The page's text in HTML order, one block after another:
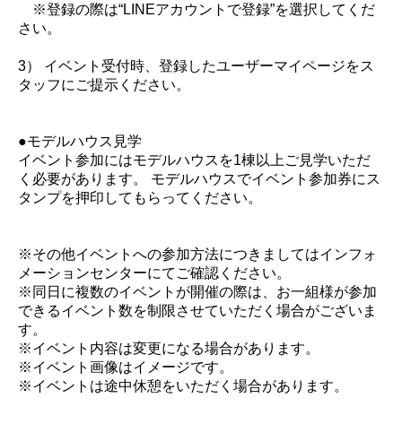
※登録の際は“LINEアカウントで登録”を選択してくだ
さい。
3） イベント受付時、登録したユーザーマイページをス
タッフにご提示ください。
●モデルハウス見学
イベント参加にはモデルハウスを1棟以上ご見学いただ
く必要があります。 モデルハウスでイベント参加券にス
タンプを押印してもらってください。
※その他イベントへの参加方法につきましてはインフォ
メーションセンターにてご確認ください。
※同日に複数のイベントが開催の際は、お一組様が参加
できるイベント数を制限させていただく場合がございま
す。
※イベント内容は変更になる場合があります。
※イベント画像はイメージです。
※イベントは途中休憩をいただく場合があります。